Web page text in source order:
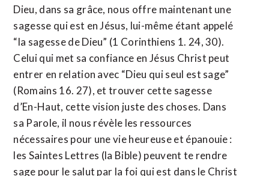
Dieu, dans sa grâce, nous offre maintenant une
sagesse qui est en Jésus, lui-même étant appelé
“la sagesse de Dieu” (1 Corinthiens 1. 24, 30).
Celui qui met sa confiance en Jésus Christ peut
entrer en relation avec “Dieu qui seul est sage”
(Romains 16. 27), et trouver cette sagesse
d’En-Haut, cette vision juste des choses. Dans
sa Parole, il nous révèle les ressources
nécessaires pour une vie heureuse et épanouie :
les Saintes Lettres (la Bible) peuvent te rendre
sage pour le salut par la foi qui est dans le Christ